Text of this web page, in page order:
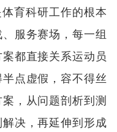
育科研工作的根本
服务赛场，每一组
都直接关系运动员
点虚假，容不得丝
，从问题剖析到测
决，再延伸到形成